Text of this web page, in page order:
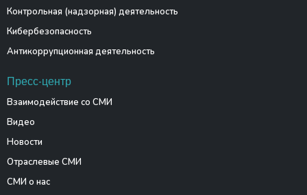
Контрольная (надзорная) деятельность
Кибербезопасность
Антикоррупционная деятельность
Пресс-центр
Взаимодействие со СМИ
Видео
Новости
Отраслевые СМИ
СМИ о нас